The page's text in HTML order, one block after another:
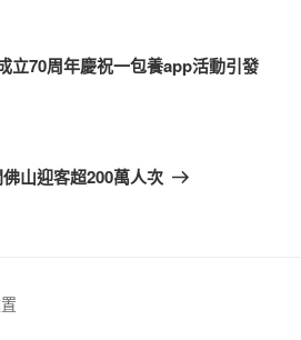
立70周年慶祝一包養app活動引發
山迎客超200萬人次